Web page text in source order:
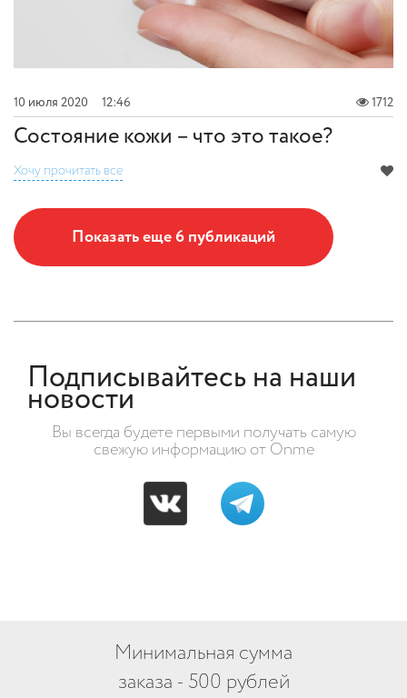
10 июля 2020 12:46 1712
Состояние кожи – что это такое?
Хочу прочитать все
Показать еще 6 публикаций
Подписывайтесь на наши
новости
Вы всегда будете первыми получать самую
свежую информацию от Onme
Минимальная сумма
заказа - 500 рублей